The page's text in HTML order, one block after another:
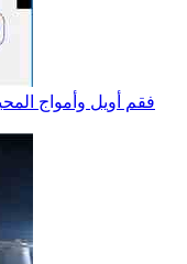
فقم أويل وأمواج